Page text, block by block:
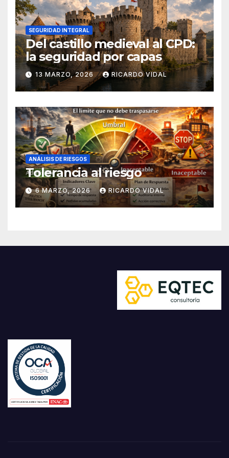
SEGURIDAD INTEGRAL
Del castillo medieval al CPD:
la seguridad por capas
13 MARZO, 2026 RICARDO VIDAL
ANÁLISIS DE RIESGOS
Tolerancia al riesgo
6 MARZO, 2026 RICARDO VIDAL